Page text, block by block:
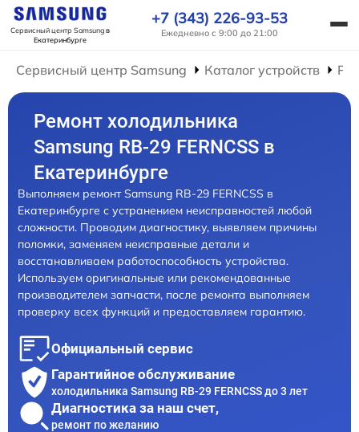
Сервисный центр Samsungв
Екатеринбурге
+7 (343) 226-93-53
Ежедневно с 9:00 до 21:00
Сервисный центр Samsung Каталог устройств
Ремонт холодильника
Samsung RB-29 FERNCSS в
Екатеринбурге
Выполняем ремонт Samsung RB-29 FERNCSS в
Екатеринбурге с устранением неисправностей любой
сложности. Проводим диагностику, выявляем причины
поломки, заменяем неисправные детали и
восстанавливаем работоспособность устройства.
Используем оригинальные или рекомендованные
производителем запчасти, после ремонта выполняем
проверку всех функций и предоставляем гарантию.
Официальный сервис
Гарантийное обслуживание
холодильника Samsung RB-29 FERNCSS до 3 лет
Диагностика за наш счет,
ремонт по желанию